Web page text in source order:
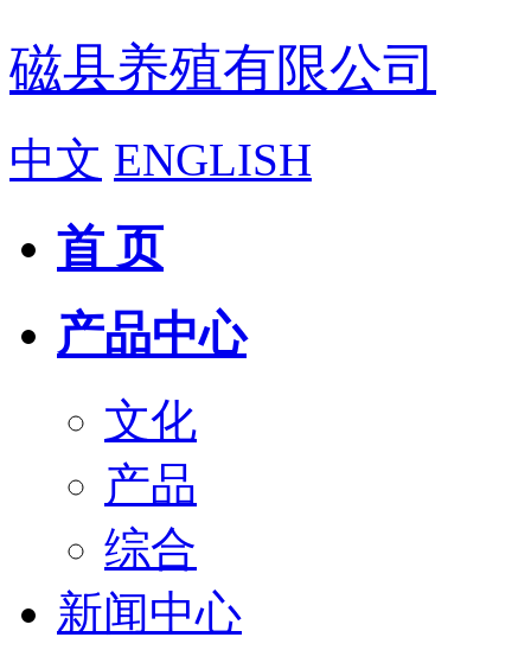
磁县养殖有限公司
中文 ENGLISH
首 页
产品中心
文化
产品
综合
新闻中心